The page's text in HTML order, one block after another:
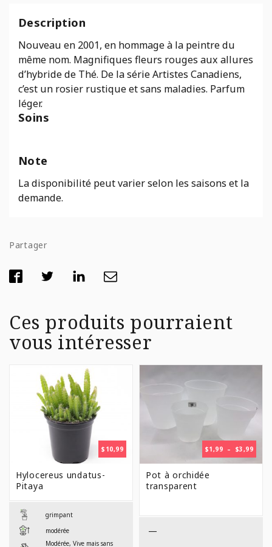
Description
Nouveau en 2001, en hommage à la peintre du
même nom. Magnifiques fleurs rouges aux allures
d’hybride de Thé. De la série Artistes Canadiens,
c’est un rosier rustique et sans maladies. Parfum
léger.
Soins
Note
La disponibilité peut varier selon les saisons et la
demande.
Partager
Ces produits pourraient
vous intéresser
$ 10,99
Hylocereus undatus-
Pitaya
grimpant
modérée
Modérée, Vive mais sans
$1,99 – $3,99
DE
Pot à orchidée
transparent
—